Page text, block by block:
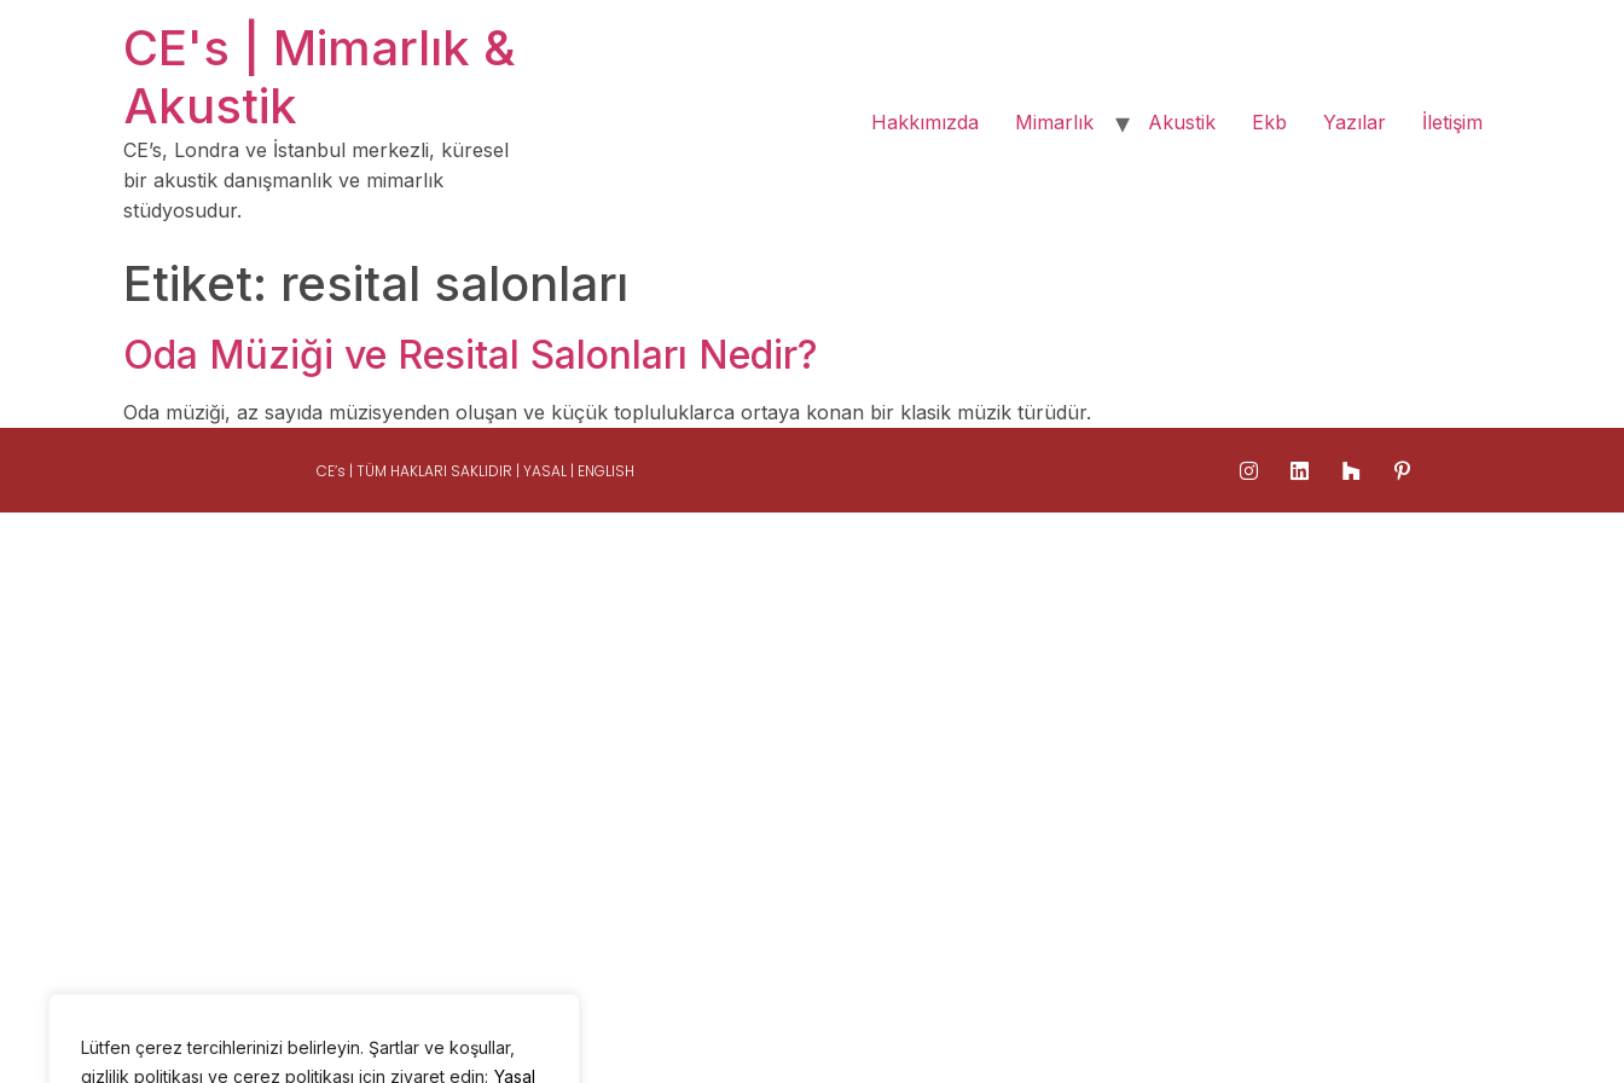
Lütfen çerez tercihlerinizi belirleyin. Şartlar ve koşullar,
gizlilik politikası ve çerez politikası için ziyaret edin: Yasal
CE's | Mimarlık &
Akustik
CE’s, Londra ve İstanbul merkezli, küresel
bir akustik danışmanlık ve mimarlık
stüdyosudur.
Hakkımızda Mimarlık Akustik Ekb Yazılar İletişim
Etiket: resital salonları
Oda Müziği ve Resital Salonları Nedir?
Oda müziği, az sayıda müzisyenden oluşan ve küçük topluluklarca ortaya konan bir klasik müzik türüdür.
CE’s | TÜM HAKLARI SAKLIDIR |YASAL | ENGLISH